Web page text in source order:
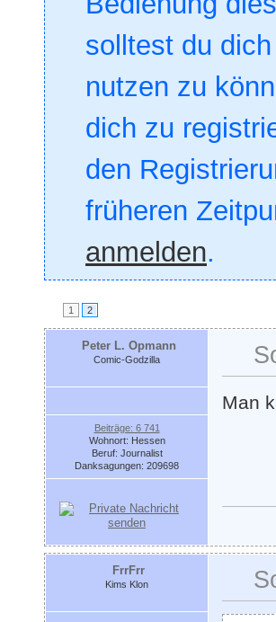
solltest du
nutzen zu
dich zu
den
früheren
anmelden.
1 2
Peter L. Opmann
Comic-Godzilla
Beiträge: 6 741
Wohnort: Hessen
Beruf: Journalist
Danksagungen: 209698
Man
FrrFrr
Kims Klon